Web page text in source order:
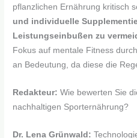
pflanzlichen Ernährung kritisch
und individuelle
Leistungseinbußen zu
Fokus auf mentale Fitness
an Bedeutung, da diese die
Redakteur: Wie bewerten Sie
nachhaltigen Sporternährung?
Dr. Lena Grünwald: